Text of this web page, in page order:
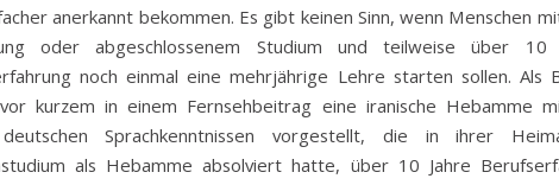
anerkannt bekommen. Es gibt keinen Sinn, wenn Menschen
oder abgeschlossenem Studium und teilweise über 10
noch einmal eine mehrjährige Lehre starten sollen. Als
kurzem in einem Fernsehbeitrag eine iranische Hebamme
Sprachkenntnissen vorgestellt, die in ihrer
als Hebamme absolviert hatte, über 10 Jahre